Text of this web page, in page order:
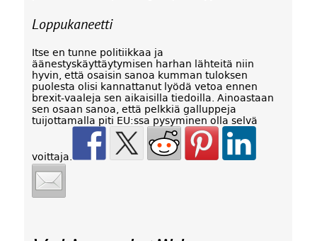
Loppukaneetti
Itse en tunne politiikkaa ja
äänestyskäyttäytymisen harhan lähteitä niin
hyvin, että osaisin sanoa kumman tuloksen
puolesta olisi kannattanut lyödä vetoa ennen
brexit-vaaleja sen aikaisilla tiedoilla. Ainoastaan
sen osaan sanoa, että pelkkiä galluppeja
tuijottamalla piti EU:ssa pysyminen olla selvä
voittaja.